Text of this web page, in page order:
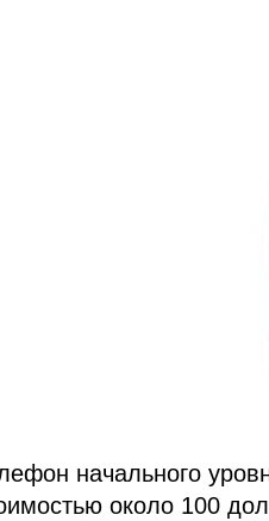
начального
около 100